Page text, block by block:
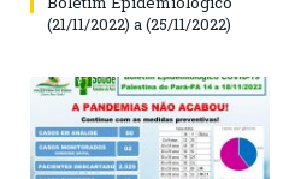
(21/11/2022) a (25/11/2022)